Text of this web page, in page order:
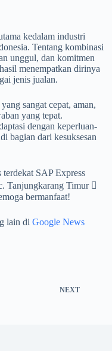
kedalam industri
Tentang kombinasi
unggul, dan komitmen
menempatkan dirinya
jenis jualan.
sangat cepat, aman,
yang tepat.
dengan keperluan-
bagian dari kesuksesan
SAP Express
Tanjungkarang Timur 
bermanfaat!
lain di Google News
NEXT